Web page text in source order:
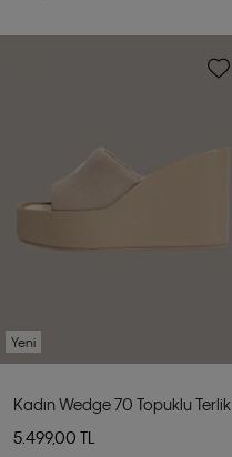
Yeni
Kadın Wedge 70 Topuklu Terlik
5.499,00 TL